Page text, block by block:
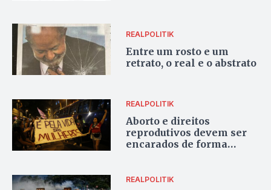
REALPOLITIK
Entre um rosto e um
retrato, o real e o abstrato
REALPOLITIK
Aborto e direitos
reprodutivos devem ser
encarados de forma
REALPOLITIK